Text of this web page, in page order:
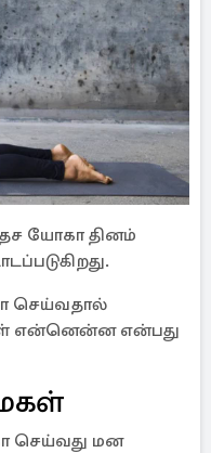
யோகா தினம்
செய்வதால்
என்னென்ன என்பது
செய்வது மன